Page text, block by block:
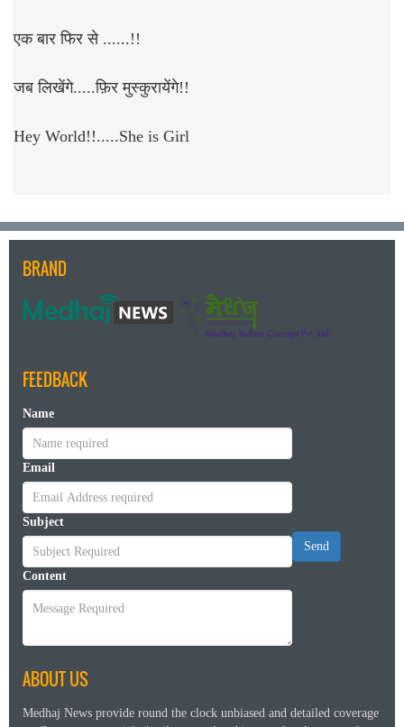
एक बार फिर से ......!!
जब लिखेंगे.....फ़िर मुस्कुरायेंगे!!
Hey World!!.....She is Girl
BRAND
FEEDBACK
Name
Email
Subject
Content
Send
ABOUT US
Medhaj News provide round the clock unbiased and detailed coverage